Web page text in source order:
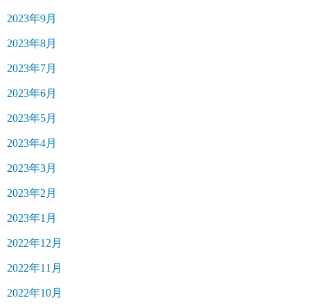
2023年9月
2023年8月
2023年7月
2023年6月
2023年5月
2023年4月
2023年3月
2023年2月
2023年1月
2022年12月
2022年11月
2022年10月